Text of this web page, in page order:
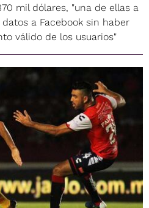
mil dólares, "una de ellas a
a Facebook sin haber
válido de los usuarios"